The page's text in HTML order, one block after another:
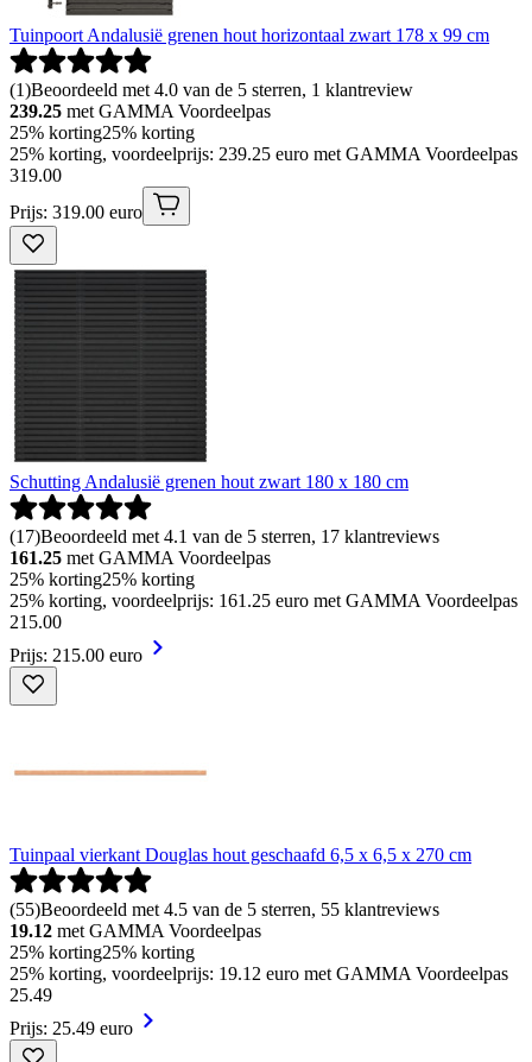
Tuinpoort Andalusië grenen hout horizontaal zwart 178 x 99 cm
(1)Beoordeeld met 4.0 van de 5 sterren, 1 klantreview
239.25 met GAMMA Voordeelpas
25% korting25% korting
25% korting, voordeelprijs: 239.25 euro met GAMMA Voordeelpas
319.00
Prijs: 319.00 euro
Schutting Andalusië grenen hout zwart 180 x 180 cm
(17)Beoordeeld met 4.1 van de 5 sterren, 17 klantreviews
161.25 met GAMMA Voordeelpas
25% korting25% korting
25% korting, voordeelprijs: 161.25 euro met GAMMA Voordeelpas
215.00
Prijs: 215.00 euro
Tuinpaal vierkant Douglas hout geschaafd 6,5 x 6,5 x 270 cm
(55)Beoordeeld met 4.5 van de 5 sterren, 55 klantreviews
19.12 met GAMMA Voordeelpas
25% korting25% korting
25% korting, voordeelprijs: 19.12 euro met GAMMA Voordeelpas
25.49
Prijs: 25.49 euro